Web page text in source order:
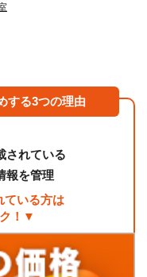
する3つの理由
されている
報を管理
ている方は
！▼